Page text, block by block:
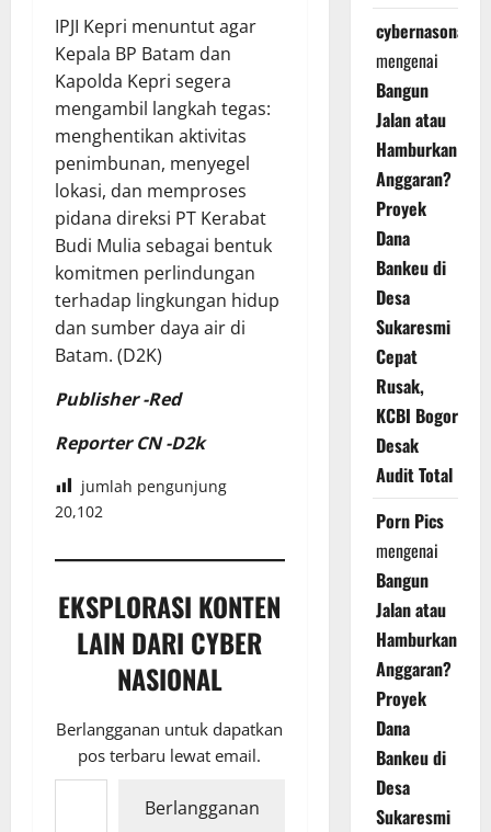
IPJI Kepri menuntut agar
Kepala BP Batam dan
Kapolda Kepri segera
mengambil langkah tegas:
menghentikan aktivitas
penimbunan, menyegel
lokasi, dan memproses
pidana direksi PT Kerabat
Budi Mulia sebagai bentuk
komitmen perlindungan
terhadap lingkungan hidup
dan sumber daya air di
Batam. (D2K)
Publisher -Red
Reporter CN -D2k
jumlah pengunjung
20,102
EKSPLORASI KONTEN
LAIN DARI CYBER
NASIONAL
Berlangganan untuk dapatkan
pos terbaru lewat email.
Ketikkan email Anda...
Berlangganan
cybernasonal
mengenai
Bangun
Jalan atau
Hamburkan
Anggaran?
Proyek
Dana
Bankeu di
Desa
Sukaresmi
Cepat
Rusak,
KCBI Bogor
Desak
Audit Total
Porn Pics
mengenai
Bangun
Jalan atau
Hamburkan
Anggaran?
Proyek
Dana
Bankeu di
Desa
Sukaresmi